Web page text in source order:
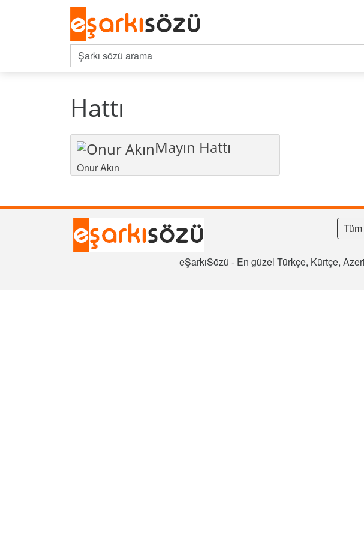
Hattı
Mayın Hattı
Onur Akın
eŞarkıSözü - En güzel Türkçe, Kürtçe,